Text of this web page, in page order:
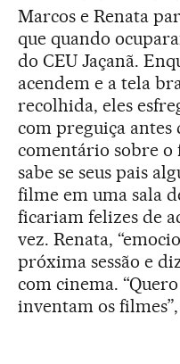
Marcos e Renata
que quando
do CEU Jaçanã.
acendem e a tela
recolhida, eles
com preguiça antes
comentário sobre o
sabe se seus pais
filme em uma sala
ficariam felizes de
vez. Renata,
próxima sessão e
com cinema.
inventam os